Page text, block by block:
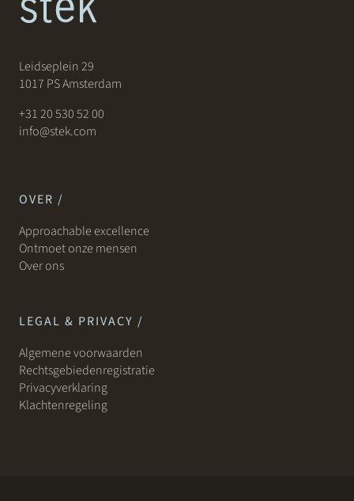
Leidseplein 29
1017 PS Amsterdam
+31 20 530 52 00
info@stek.com
OVER /
Approachable excellence
Ontmoet onze mensen
Over ons
LEGAL & PRIVACY /
Algemene voorwaarden
Rechtsgebiedenregistratie
Privacyverklaring
Klachtenregeling